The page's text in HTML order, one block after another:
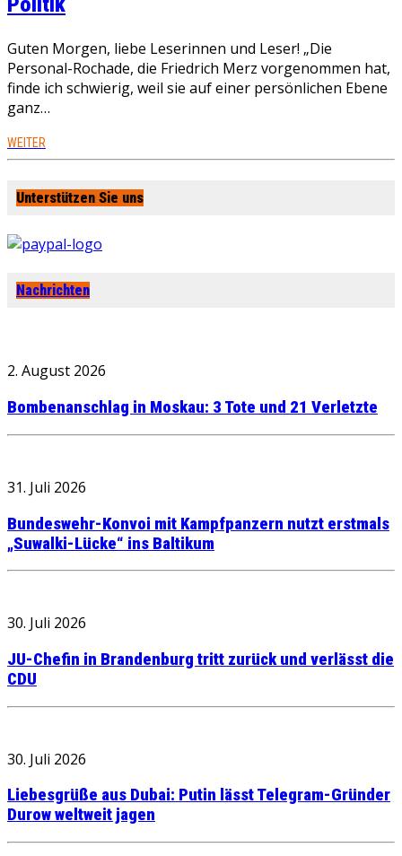
Guten Morgen, liebe Leserinnen und Leser! „Die
Personal-Rochade, die Friedrich Merz vorgenommen hat,
finde ich schwierig, weil sie auf einer persönlichen Ebene
ganz…
WEITER
Unterstützen Sie uns
Nachrichten
2. August 2026
Bombenanschlag in Moskau: 3 Tote und 21 Verletzte
31. Juli 2026
Bundeswehr-Konvoi mit Kampfpanzern nutzt erstmals
„Suwalki-Lücke“ ins Baltikum
30. Juli 2026
JU-Chefin in Brandenburg tritt zurück und verlässt die
CDU
30. Juli 2026
Liebesgrüße aus Dubai: Putin lässt Telegram-Gründer
Durow weltweit jagen